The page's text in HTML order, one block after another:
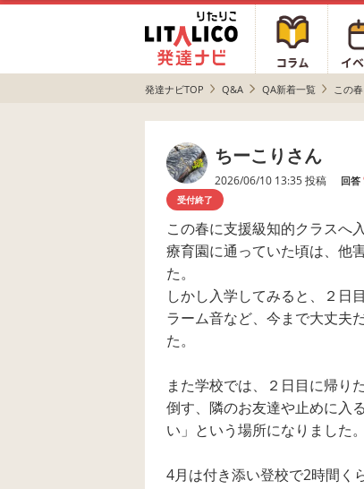
発達ナビTOP Q&A QA新着一覧 この
ちーこりさん
2026/06/10 13:35 投稿 回答
受付終了
この春に支援級知的クラスへ
療育園に通っていた頃は、他
た。
しかし入学してみると、２日
ラーム音など、今まで大丈夫
た。
また学校では、２日目に帰り
倒す、隣のお友達や止めに入
い」という場所になりました。
4月は付き添い登校で2時間く